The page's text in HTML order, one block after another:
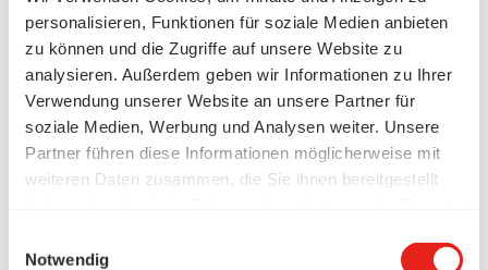
personalisieren, Funktionen für soziale Medien anbieten
zu können und die Zugriffe auf unsere Website zu
analysieren. Außerdem geben wir Informationen zu Ihrer
Verwendung unserer Website an unsere Partner für
soziale Medien, Werbung und Analysen weiter. Unsere
Partner führen diese Informationen möglicherweise mit
weiteren Daten zusammen, die Sie ihnen bereitgestellt
Notwendig